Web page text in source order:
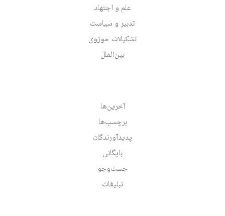
علم و اجتهاد
تدبیر و سیاست
تشکیلات حوزوی
بین‌الملل
آخرین‌ها
برچسب‌ها
پدیدآورندگان
بایگانی
جست‌وجو
تبلیغات